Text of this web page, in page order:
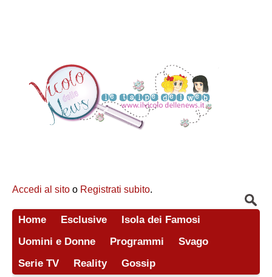
Accedi al sito o Registrati subito.
Home Esclusive
Isola dei Famosi
Uomini e Donne
Programmi
Svago
Serie TV
Reality Gossip